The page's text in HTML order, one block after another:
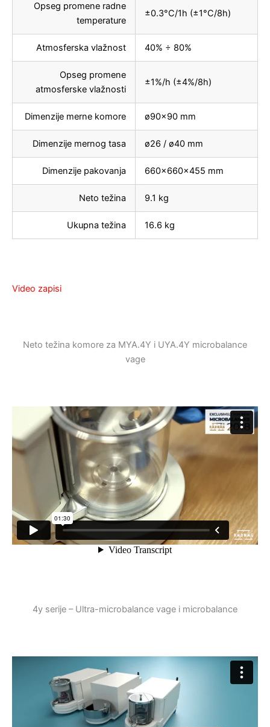
Opseg promene radne
temperature
±0.3°C/1h (±1°C/8h)
Atmosferska vlažnost 40% ÷ 80%
Opseg promene
atmosferske vlažnosti
±1%/h (±4%/8h)
Dimenzije merne komore ø90×90 mm
Dimenzije mernog tasa ø26 / ø40 mm
Dimenzije pakovanja 660x660x455 mm
Neto težina 9.1 kg
Ukupna težina 16.6 kg
Video zapisi
Neto težina komore za MYA.4Y i UYA.4Y microbalance
vage
4y serije – Ultra-microbalance vage i microbalance